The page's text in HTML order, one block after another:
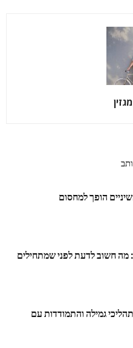
הופך למחסום
מה חשוב לדעת לפני שמתחילים
גמילה והתמודדות עם